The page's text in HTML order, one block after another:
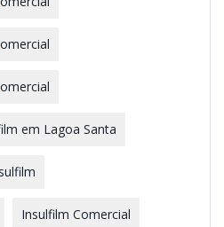
em Lagoa Santa
Insulfilm Comercial